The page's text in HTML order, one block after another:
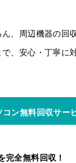
、周辺機器の回
、安心・丁寧に
コン無料回収サー
完全無料回収！